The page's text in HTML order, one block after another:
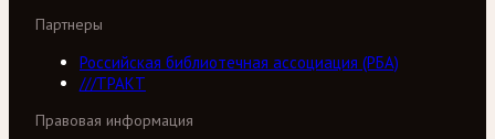
Партнеры
Российская библиотечная ассоциация (РБА)
///ТРАКТ
Правовая информация